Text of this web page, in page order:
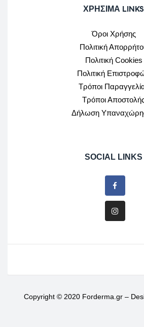
ΧΡΉΣΙΜΑ LINKS
Όροι Χρήσης
Πολιτική
Πολιτική Cookies
Πολιτική
Τρόποι
Τρόποι
Δήλωση
SOCIAL LINKS
Copyright © 2020 Forderma.gr –